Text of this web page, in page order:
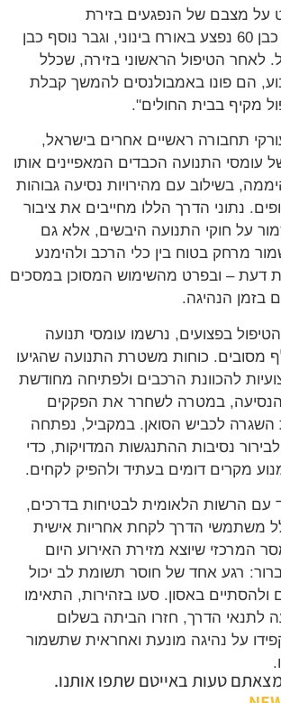
מצבם של הנפגעים בזירת
ההתרחשות: "גבר כבן 60 נפצע באורח בינוני, וגבר נוסף כבן
הטיפול הראשוני בזירה, שכלל
פונו באמבולנסים להמשך קבלת
בבית החולים".
תחבורה ראשיים אחרים בישראל,
התנועה הכבדים המאפיינים אותו
בשילוב עם מהירויות נסיעה גבוהות
נתוני הדרך הללו מחייבים את ציבור
חוקי התנועה היבשים, אלא גם
בטוח בין כלי הרכב ולהימנע
– ובפרט מהשימוש המסוכן במסכים
הנהיגה.
בפצועים, נרשמו עומסי תנועה
כוחות משטרת התנועה שהגיעו
להכוונת הרכבים ולפתיחה מחודשת
במטרה לשחרר את הפקקים
לכביש הסואן. במקביל, נפתחה
נסיבות ההתנגשות המדויקות, כדי
מקרים דומים בעתיד ולהפיק לקחים.
הרשות הלאומית לבטיחות בדרכים,
הדרך לקחת אחריות אישית
שיוצא מזירת האירוע היום
רגע אחד של חוסר תשומת לב יכול
באסון. סעו בזהירות, התאימו
הדרך, חזרו הביתה בשלום
על נהיגה מונעת ואחראית שתשמור
טעות באייטם שתפו אותנו.